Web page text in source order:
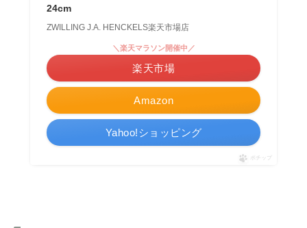
24cm
ZWILLING J.A. HENCKELS楽天市場店
Amazon
＼楽天マラソン開催中／
楽天市場
Yahoo!ショッピング
ポチップ